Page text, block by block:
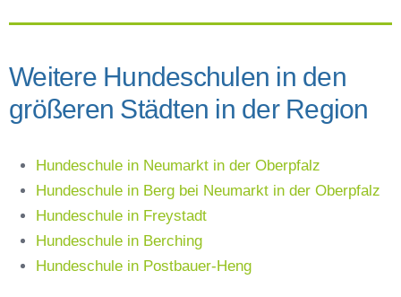
Weitere Hundeschulen in den
größeren Städten in der Region
Hundeschule in Neumarkt in der Oberpfalz
Hundeschule in Berg bei Neumarkt in der Oberpfalz
Hundeschule in Freystadt
Hundeschule in Berching
Hundeschule in Postbauer-Heng